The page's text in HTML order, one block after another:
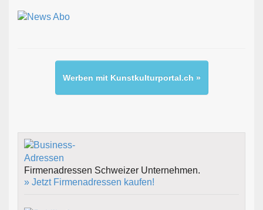
Werben mit Kunstkulturportal.ch »
Firmenadressen Schweizer Unternehmen.
» Jetzt Firmenadressen kaufen!